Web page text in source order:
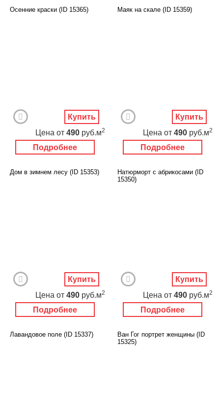
Осенние краски (ID 15365)
Подробнее
Цена от 490 руб.м2
Купить
Маяк на скале (ID 15359)
Подробнее
Цена от 490 руб.м2
Купить
Дом в зимнем лесу (ID 15353)
Подробнее
Цена от 490 руб.м2
Купить
Натюрморт с абрикосами (ID
15350)
Подробнее
Цена от 490 руб.м2
Купить
Лавандовое поле (ID 15337)
Ван Гог портрет женщины (ID
15325)